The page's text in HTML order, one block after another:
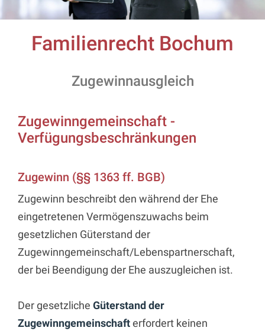
Familienrecht Bochum
Zugewinnausgleich
Zugewinngemeinschaft -
Verfügungsbeschränkungen
Zugewinn (§§ 1363 ff. BGB)
Zugewinn beschreibt den während der Ehe
eingetretenen Vermögenszuwachs beim
gesetzlichen Güterstand der
Zugewinngemeinschaft/Lebenspartnerschaft,
der bei Beendigung der Ehe auszugleichen ist.
Der gesetzliche Güterstand der
Zugewinngemeinschafterfordert keinen